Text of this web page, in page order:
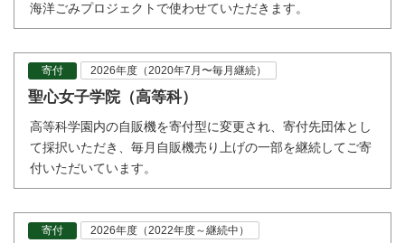
海洋ごみプロジェクトで使わせていただきます。
寄付 2026年度（2020年7月〜毎月継続）
聖心女子学院（高等科）
高等科学園内の自販機を寄付型に変更され、寄付先団体とし
て採択いただき、毎月自販機売り上げの一部を継続してご寄
付いただいています。
寄付 2026年度（2022年度～継続中）